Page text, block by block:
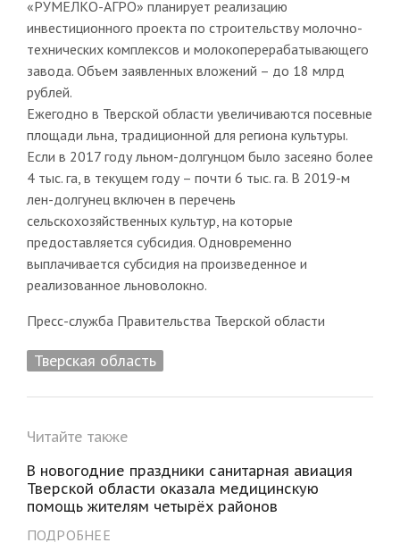
«РУМЕЛКО-АГРО» планирует реализацию
инвестиционного проекта по строительству молочно-
технических комплексов и молокоперерабатывающего
завода. Объем заявленных вложений – до 18 млрд
рублей.
Ежегодно в Тверской области увеличиваются посевные
площади льна, традиционной для региона культуры.
Если в 2017 году льном-долгунцом было засеяно более
4 тыс. га, в текущем году – почти 6 тыс. га. В 2019-м
лен-долгунец включен в перечень
сельскохозяйственных культур, на которые
предоставляется субсидия. Одновременно
выплачивается субсидия на произведенное и
реализованное льноволокно.
Пресс-служба Правительства Тверской области
Тверская область
Читайте также
В новогодние праздники санитарная авиация
Тверской области оказала медицинскую
помощь жителям четырёх районов
ПОДРОБНЕЕ